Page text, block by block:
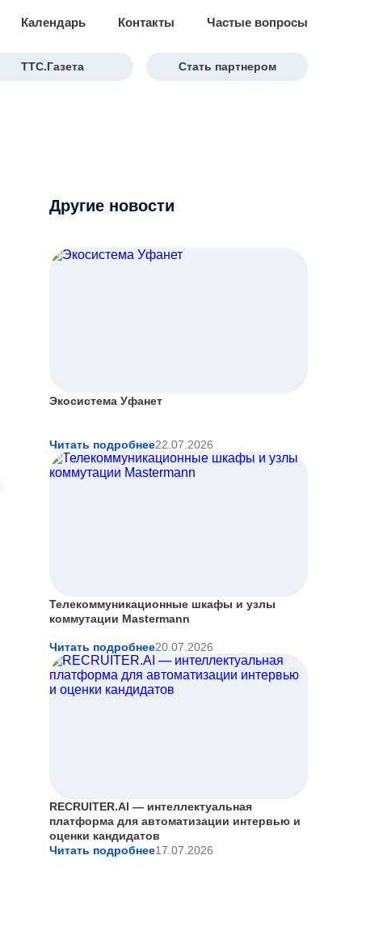
Стать партнером
ТТС.Газета
Календарь Контакты Частые вопросы
Другие новости
Экосистема Уфанет
Читать подробнее22.07.2026
Телекоммуникационные шкафы и узлы
коммутации Mastermann
Читать подробнее20.07.2026
RECRUITER.AI — интеллектуальная
платформа для автоматизации интервью и
оценки кандидатов
Читать подробнее17.07.2026